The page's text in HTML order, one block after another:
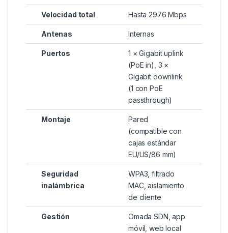
Velocidad total Hasta 2976 Mbps
Antenas Internas
Puertos
1 × Gigabit uplink
(PoE in), 3 ×
Gigabit downlink
(1 con PoE
passthrough)
Montaje
Pared
(compatible con
cajas estándar
EU/US/86 mm)
Seguridad
inalámbrica
WPA3, filtrado
MAC, aislamiento
de cliente
Gestión
Omada SDN, app
móvil, web local